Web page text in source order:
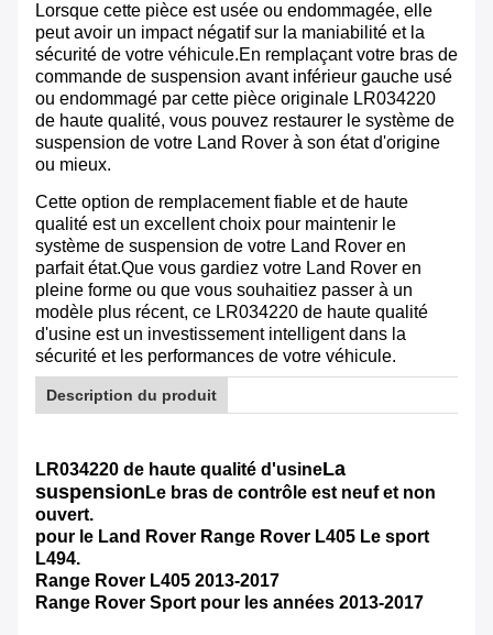
Lorsque cette pièce est usée ou endommagée, elle
peut avoir un impact négatif sur la maniabilité et la
sécurité de votre véhicule.En remplaçant votre bras de
commande de suspension avant inférieur gauche usé
ou endommagé par cette pièce originale LR034220
de haute qualité, vous pouvez restaurer le système de
suspension de votre Land Rover à son état d'origine
ou mieux.
Cette option de remplacement fiable et de haute
qualité est un excellent choix pour maintenir le
système de suspension de votre Land Rover en
parfait état.Que vous gardiez votre Land Rover en
pleine forme ou que vous souhaitiez passer à un
modèle plus récent, ce LR034220 de haute qualité
d'usine est un investissement intelligent dans la
sécurité et les performances de votre véhicule.
Description du produit
LR034220 de haute qualité d'usineLa
suspension Le bras de contrôle est neuf et non
ouvert.
pour le Land Rover Range Rover L405 Le sport
L494.
Range Rover L405 2013-2017
Range Rover Sport pour les années 2013-2017